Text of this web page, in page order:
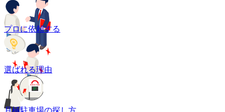
プロに依頼する
選ばれる理由
月極駐車場の探し方